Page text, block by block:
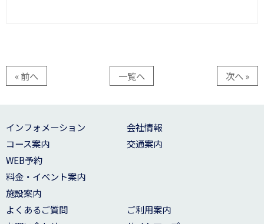
« 前へ 一覧へ 次へ »
インフォメーション
コース案内
WEB予約
料金・イベント案内
施設案内
会社情報
交通案内
よくあるご質問
ご利用案内